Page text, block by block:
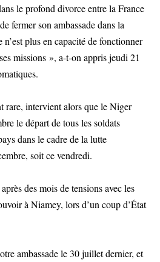
le profond divorce entre la France
fermer son ambassade dans la
plus en capacité de fonctionner
missions », a-t-on appris jeudi 21
rare, intervient alors que le Niger
le départ de tous les soldats
dans le cadre de la lutte
soit ce vendredi.
des mois de tensions avec les
à Niamey, lors d’un coup d’État
ambassade le 30 juillet dernier, et